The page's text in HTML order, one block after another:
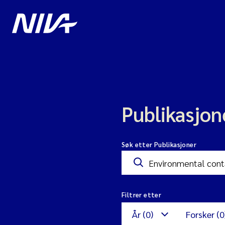
Søk etter Publikasjoner
Filtrer etter
År (0) Forsker